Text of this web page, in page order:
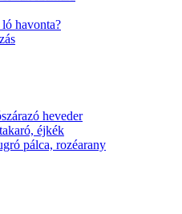
havonta?
heveder
éjkék
pálca, rozéarany